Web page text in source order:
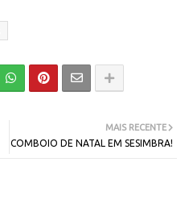
MAIS RECENTE
COMBOIO DE NATAL EM SESIMBRA!